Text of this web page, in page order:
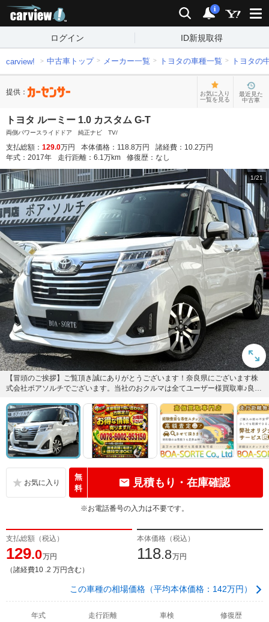
検索 通知
i
ログイン ID新規取得
carview! 中古車トップ メーカー一覧 トヨタの車種一覧 トヨタの
提供：
お気に入り
一覧を見る
最近見た
中古車
トヨタ ルーミー 1.0 カスタム G-T
両側パワースライドドア 純正ナビ TV/
支払総額： 129.0万円 本体価格： 118.8万円 諸経費： 10.2万円
年式： 2017年 走行距離： 6.1万km 修復歴： なし
1/21
【冒頭のご挨拶】ご覧頂き誠にありがとうございます！奈良県にございます株
式会社ボアソルチでございます。当社のおクルマは全てユーザー様買取車♪良質
無
料
見積もり・在庫確認
※お電話番号の入力は不要です。
支払総額（税込）
129.0万円
（諸経費10 .2 万円含む）
本体価格（税込）
118.8万円
この車種の相場価格（平均本体価格：142万円）
年式 走行距離
車検
修復歴